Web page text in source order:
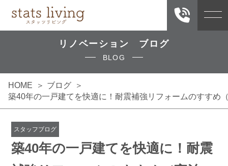
リノベーション ブログ
BLOG
HOME
ブログ
築40年の一戸建てを快適に！耐震補強リフォームのすすめ
スタッフブログ
築40年の一戸建てを快適に！耐震